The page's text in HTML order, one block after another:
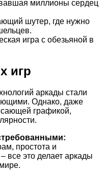
миллионы сердец
шутер, где нужно
игра с обезьяной в
игр
аркады стали
Однако, даже
графикой,
простота и
все это делает аркады